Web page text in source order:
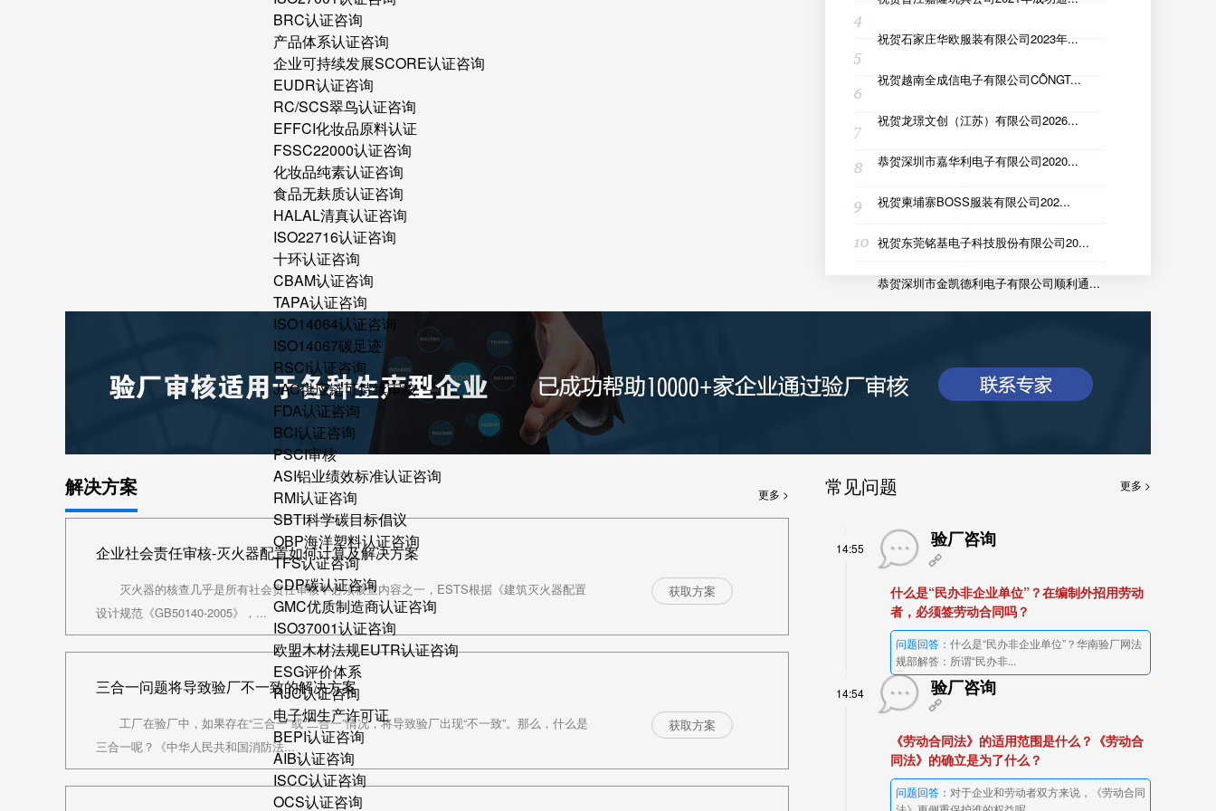
BRC认证咨询
产品体系认证咨询
企业可持续发展SCORE认证咨询
EUDR认证咨询
RC/SCS翠鸟认证咨询
EFFCI化妆品原料认证
FSSC22000认证咨询
化妆品纯素认证咨询
食品无麸质认证咨询
HALAL清真认证咨询
ISO22716认证咨询
十环认证咨询
CBAM认证咨询
TAPA认证咨询
ISO14064认证咨询
ISO14067碳足迹
RSCI认证咨询
JAC供应链可持续审核
FDA认证咨询
BCI认证咨询
PSCI审核
ASI铝业绩效标准认证咨询
RMI认证咨询
SBTI科学碳目标倡议
OBP海洋塑料认证咨询
TFS认证咨询
CDP碳认证咨询
GMC优质制造商认证咨询
ISO37001认证咨询
欧盟木材法规EUTR认证咨询
ESG评价体系
RJC认证咨询
电子烟生产许可证
BEPI认证咨询
AIB认证咨询
ISCC认证咨询
OCS认证咨询
祝贺石家庄华欧服装有限公司2023年...
祝贺越南全成信电子有限公司CÔNGT...
祝贺龙璟文创（江苏）有限公司2026...
恭贺深圳市嘉华利电子有限公司2020...
祝贺柬埔寨BOSS服装有限公司202...
祝贺东莞铭基电子科技股份有限公司20...
恭贺深圳市金凯德利电子有限公司顺利通...
更多 >
解决方案
企业社会责任审核-灭火器配置如何计算及解决方案
灭火器的核查几乎是所有社会责任审核中必须核查内容之一，ESTS根据《建筑灭火器配置
设计规范《GB50140-2005》，...
获取方案
三合一问题将导致验厂不一致的解决方案
工厂在验厂中，如果存在“三合一”或“二合一”情况，将导致验厂出现“不一致”。那么，什么是
三合一呢？《中华人民共和国消防法...
获取方案
更多 >
常见问题
14:55 验厂咨询
什么是“民办非企业单位”？在编制外招用劳动
者，必须签劳动合同吗？
问题回答： 什么是“民办非企业单位”？华南验厂网法
规部解答：所谓“民办非...
14:54 验厂咨询
《劳动合同法》的适用范围是什么？《劳动合
同法》的确立是为了什么？
问题回答： 对于企业和劳动者双方来说，《劳动合同